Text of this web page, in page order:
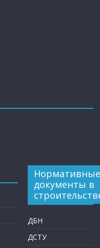
Нормативные
документы в
ДБН
ДСТУ